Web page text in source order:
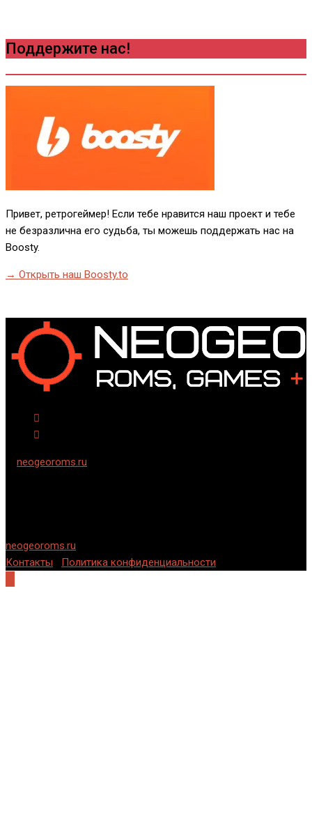
Поддержите нас!
Привет, ретрогеймер! Если тебе нравится наш проект и тебе
не безразлична его судьба, ты можешь поддержать нас на
Boosty.
→ Открыть наш Boosty.to
neogeoroms.ru
neogeoroms.ru
Контакты
Политика конфиденциальности